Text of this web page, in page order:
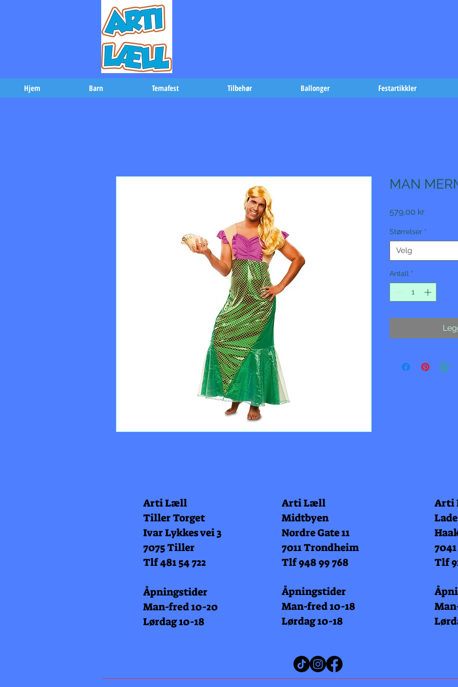
Hjem Barn Temafest Tilbehør Ballonger Festartikkler
MAN
579,00 krPris
Størrelser *
Velg
Antall *
Arti Læll
Tiller Torget
Ivar Lykkes vei 3
7075 Tiller
Tlf 481 54 722
Åpningstider
Man-fred 10-20
Lørdag 10-18
Arti Læll
Midtbyen
Nordre Gate 11
7011 Trondheim
Tlf 948 99 768
Åpningstider
Man-fred 10-18
Lørdag 10-18
Arti
Tlf